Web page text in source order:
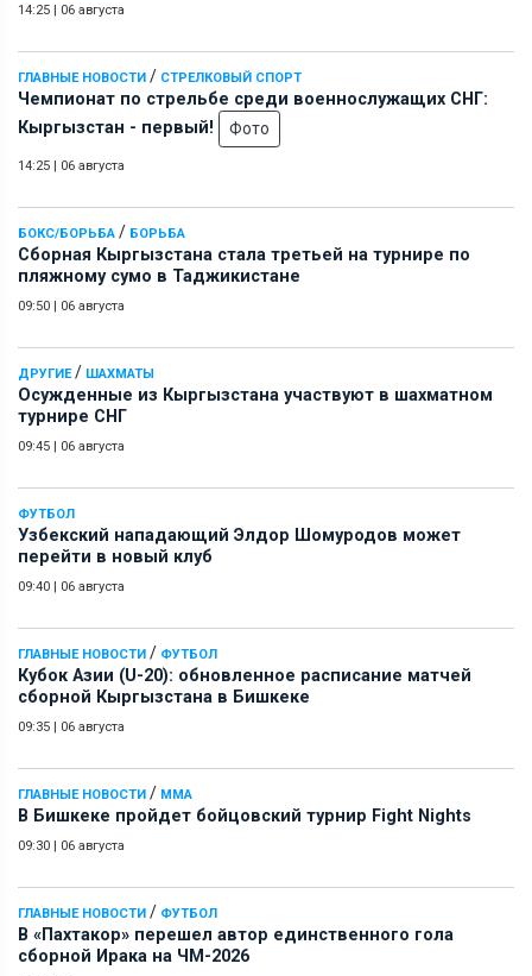
14:25 | 06 августа
ГЛАВНЫЕ НОВОСТИ / СТРЕЛКОВЫЙ СПОРТ
Чемпионат по стрельбе среди военнослужащих СНГ:
Кыргызстан - первый!
Фото
14:25 | 06 августа
БОКС/БОРЬБА / БОРЬБА
Сборная Кыргызстана стала третьей на турнире по
пляжному сумо в Таджикистане
09:50 | 06 августа
ДРУГИЕ/ ШАХМАТЫ
Осужденные из Кыргызстана участвуют в шахматном
турнире СНГ
09:45 | 06 августа
ФУТБОЛ
Узбекский нападающий Элдор Шомуродов может
перейти в новый клуб
09:40 | 06 августа
ГЛАВНЫЕ НОВОСТИ / ФУТБОЛ
Кубок Азии (U-20): обновленное расписание матчей
сборной Кыргызстана в Бишкеке
09:35 | 06 августа
ГЛАВНЫЕ НОВОСТИ / ММА
В Бишкеке пройдет бойцовский турнир Fight Nights
09:30 | 06 августа
ГЛАВНЫЕ НОВОСТИ / ФУТБОЛ
В «Пахтакор» перешел автор единственного гола
сборной Ирака на ЧМ-2026